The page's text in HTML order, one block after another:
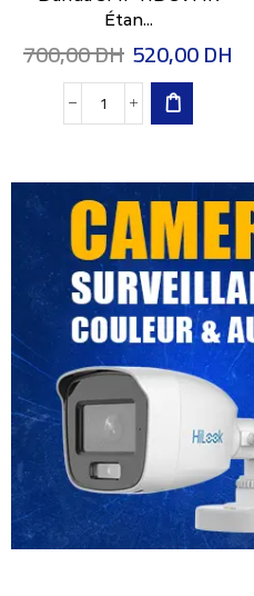
Étan...
700,00DH 520,00DH